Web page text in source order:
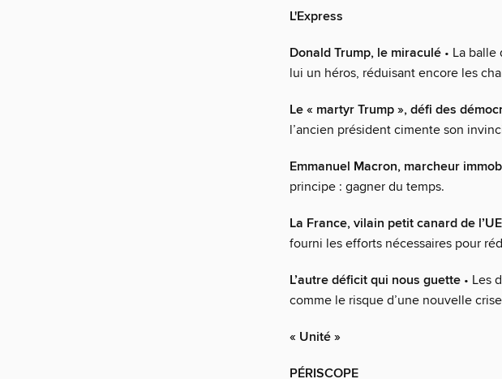
L'Express
Donald Trump, le miraculé • La
lui un héros, réduisant encore les
Le « martyr Trump », défi des
l’ancien président cimente son
Emmanuel Macron, marcheur
principe : gagner du temps.
La France, vilain petit canard de l’UE
fourni les efforts nécessaires pour
L’autre déficit qui nous guette • Les
comme le risque d’une nouvelle
« Unité »
PÉRISCOPE